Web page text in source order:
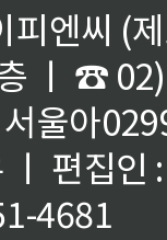
피엔씨 (
ㅣ ☎
울아
ㅣ 편집인
4681